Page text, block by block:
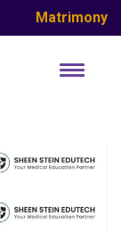
Matrimony